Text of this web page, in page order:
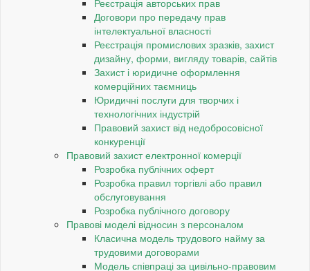
Реєстрація авторських прав
Договори про передачу прав
інтелектуальної власності
Реєстрація промислових зразків, захист
дизайну, форми, вигляду товарів, сайтів
Захист і юридичне оформлення
комерційних таємниць
Юридичні послуги для творчих і
технологічних індустрій
Правовий захист від недобросовісної
конкуренції
Правовий захист електронної комерції
Розробка публічних оферт
Розробка правил торгівлі або правил
обслуговування
Розробка публічного договору
Правові моделі відносин з персоналом
Класична модель трудового найму за
трудовими договорами
Модель співпраці за цивільно-правовим